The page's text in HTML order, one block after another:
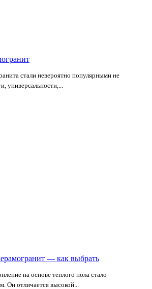
стали невероятно популярными не
универсальности,...
— как выбрать
на основе теплого пола стало
Он отличается высокой...